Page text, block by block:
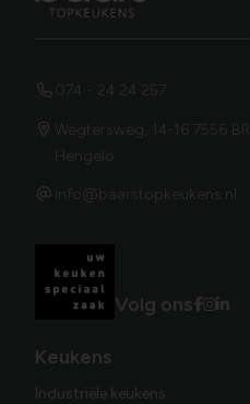
074 - 24 24 257
Wegtersweg, 14-16 7556 BR
Hengelo
info@baarstopkeukens.nl
Volg ons
Keukens
Industriële keukens